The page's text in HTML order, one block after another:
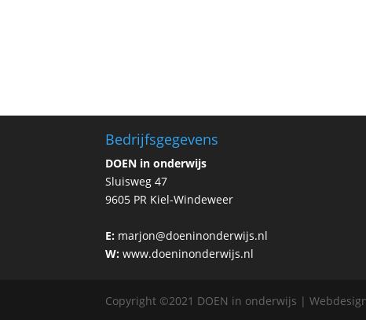
Bedrijfsgegevens
DOEN in onderwijs
Sluisweg 47
9605 PR Kiel-Windeweer
E: marjon@doeninonderwijs.nl
W: www.doeninonderwijs.nl
Copyright ©2021 DOEN in onderwijs |